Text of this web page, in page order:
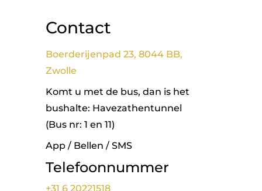
Contact
Boerderijenpad 23, 8044 BB,
Zwolle
Komt u met de bus, dan is het
bushalte: Havezathentunnel
(Bus nr: 1 en 11)
App / Bellen / SMS
Telefoonnummer
+31 6 20221518